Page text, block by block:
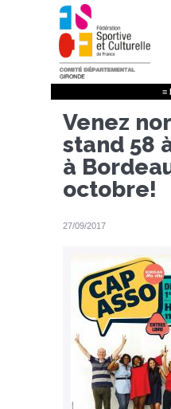
Aller
au
contenu
principal
≡
Venez
stand 58
à
octobre!
27/09/2017